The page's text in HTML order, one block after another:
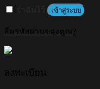
เข้าสู่ระบบ
ลืมรหัสผ่านของคุณ?
ลงทะเบียน